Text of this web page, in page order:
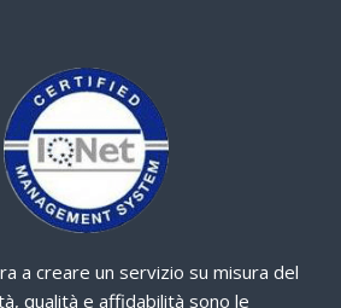
a creare un servizio su misura del
qualità e affidabilità sono le